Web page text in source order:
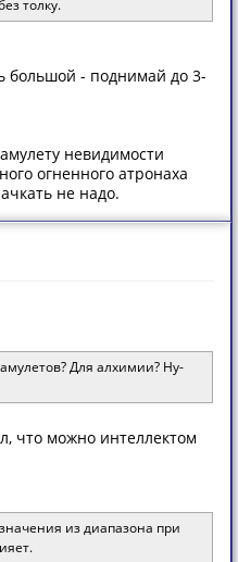
толку.
большой - поднимай до 3-
невидимости
огненного атронаха
не надо.
Для алхимии? Ну-
что можно интеллектом
из диапазона при